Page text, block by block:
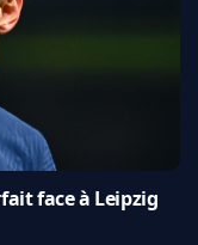
face à Leipzig